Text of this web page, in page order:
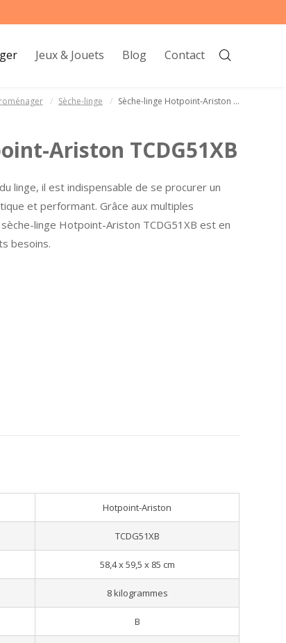
Jeux & Jouets Blog Contact
Sèche-linge Sèche-linge Hotpoint-Ariston ...
Ariston TCDG51XB
linge, il est indispensable de se procurer un
et performant. Grâce aux multiples
linge Hotpoint-Ariston TCDG51XB est en
besoins.
Hotpoint-Ariston
TCDG51XB
58,4 x 59,5 x 85 cm
8 kilogrammes
B